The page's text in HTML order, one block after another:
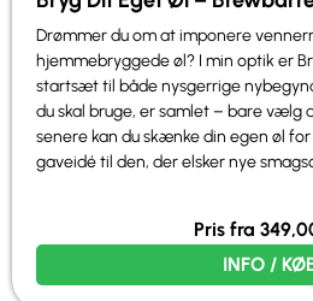
Drømmer du om at imponere
hjemmebryggede øl? I min optik er
startsæt til både nysgerrige
du skal bruge, er samlet – bare vælg
senere kan du skænke din egen øl
gaveidé til den, der elsker nye
Pris fra
INFO /